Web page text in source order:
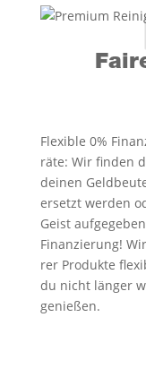
Fle­xi­ble 0%
rä­te: Wir fin­den
dei­nen
ersetzt wer­den
Geist
Finan­zie­rung!
rer Pro­duk­te
du nicht län­ger
genießen.